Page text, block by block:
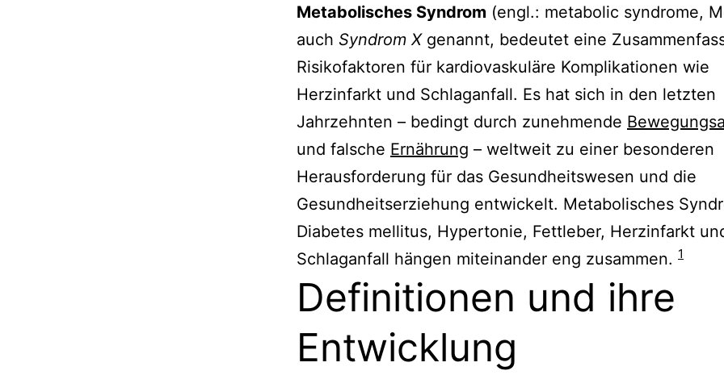
Metabolisches Syndrom (engl.: metabolic syndrome,
auch Syndrom Xgenannt, bedeutet eine
Risikofaktoren für kardiovaskuläre Komplikationen wie
Herzinfarkt und Schlaganfall. Es hat sich in den letzten
Jahrzehnten – bedingt durch zunehmende
und falsche Ernährung – weltweit zu einer besonderen
Herausforderung für das Gesundheitswesen und die
Gesundheitserziehung entwickelt. Metabolisches
Diabetes mellitus, Hypertonie, Fettleber, Herzinfarkt
Schlaganfall hängen miteinander eng zusammen. 1
Definitionen und ihre
Entwicklung